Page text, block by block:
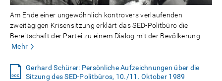
Am Ende einer ungewöhnlich kontrovers verlaufenden
zweitägigen Krisensitzung erklärt das SED-Politbüro die
Bereitschaft der Partei zu einem Dialog mit der Bevölkerung.
Mehr
Gerhard Schürer: Persönliche Aufzeichnungen über die
Sitzung des SED-Politbüros, 10./11. Oktober 1989